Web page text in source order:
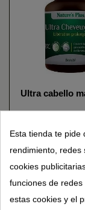
Ultra cabello
Esta tienda te pide
rendimiento, redes
cookies
funciones de
estas cookies y el